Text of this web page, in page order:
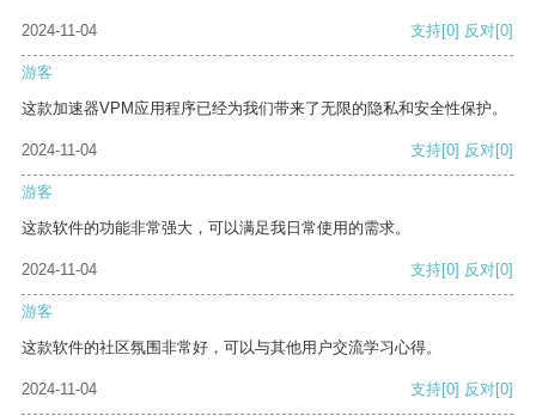
2024-11-04 支持[0] 反对[0]
游客
这款加速器VPM应用程序已经为我们带来了无限的隐私和安全性保护。
2024-11-04 支持[0] 反对[0]
游客
这款软件的功能非常强大，可以满足我日常使用的需求。
2024-11-04 支持[0] 反对[0]
游客
这款软件的社区氛围非常好，可以与其他用户交流学习心得。
2024-11-04 支持[0] 反对[0]